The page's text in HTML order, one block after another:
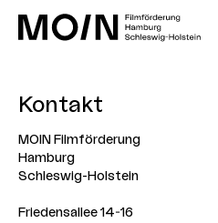
Kontakt
MOIN Filmförderung
Hamburg
Schleswig-Holstein
Friedensallee 14-16